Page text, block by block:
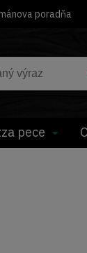
poradňa
pece